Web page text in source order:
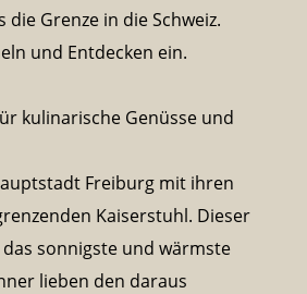
Grenze in die Schweiz.
und Entdecken ein.
kulinarische Genüsse und
Freiburg mit ihren
Kaiserstuhl. Dieser
sonnigste und wärmste
lieben den daraus